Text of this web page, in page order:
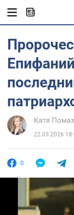
Катя
22.03.2026
0